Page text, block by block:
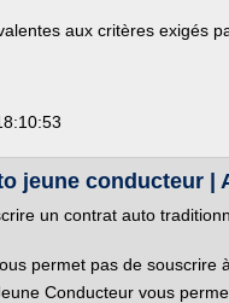
aux critères exigés
jeune conducteur |
un contrat auto
permet pas de souscrire
Conducteur vous